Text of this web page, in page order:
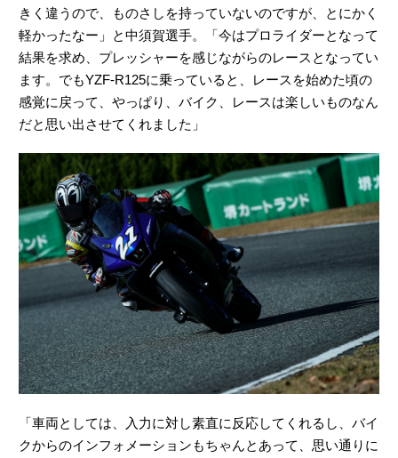
きく違うので、ものさしを持っていないのですが、とにかく
軽かったなー」と中須賀選手。「今はプロライダーとなって
結果を求め、プレッシャーを感じながらのレースとなってい
ます。でもYZF-R125に乗っていると、レースを始めた頃の
感覚に戻って、やっぱり、バイク、レースは楽しいものなん
だと思い出させてくれました」
「車両としては、入力に対し素直に反応してくれるし、バイ
クからのインフォメーションもちゃんとあって、思い通りに